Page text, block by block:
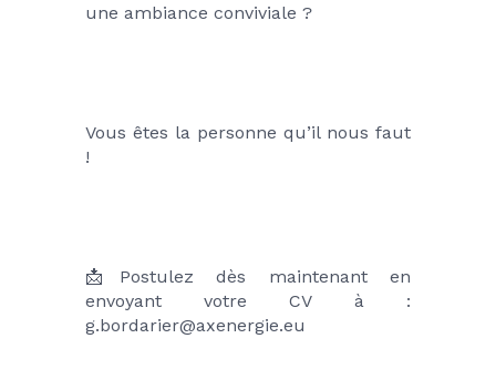
une ambiance conviviale ?
Vous êtes la personne qu’il nous faut
!
📩Postulez dès maintenant en
envoyant votre CV à :
g.bordarier@axenergie.eu